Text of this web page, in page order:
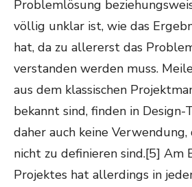
Problemlösung
völlig unklar ist, wie das
hat, da zu allererst das
verstanden werden muss.
aus dem klassischen
bekannt sind, finden in
daher auch keine Verwendung,
nicht zu definieren sind.[5] Am
Projektes hat allerdings in